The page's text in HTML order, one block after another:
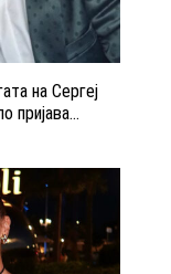
на Сергеј
пријава...